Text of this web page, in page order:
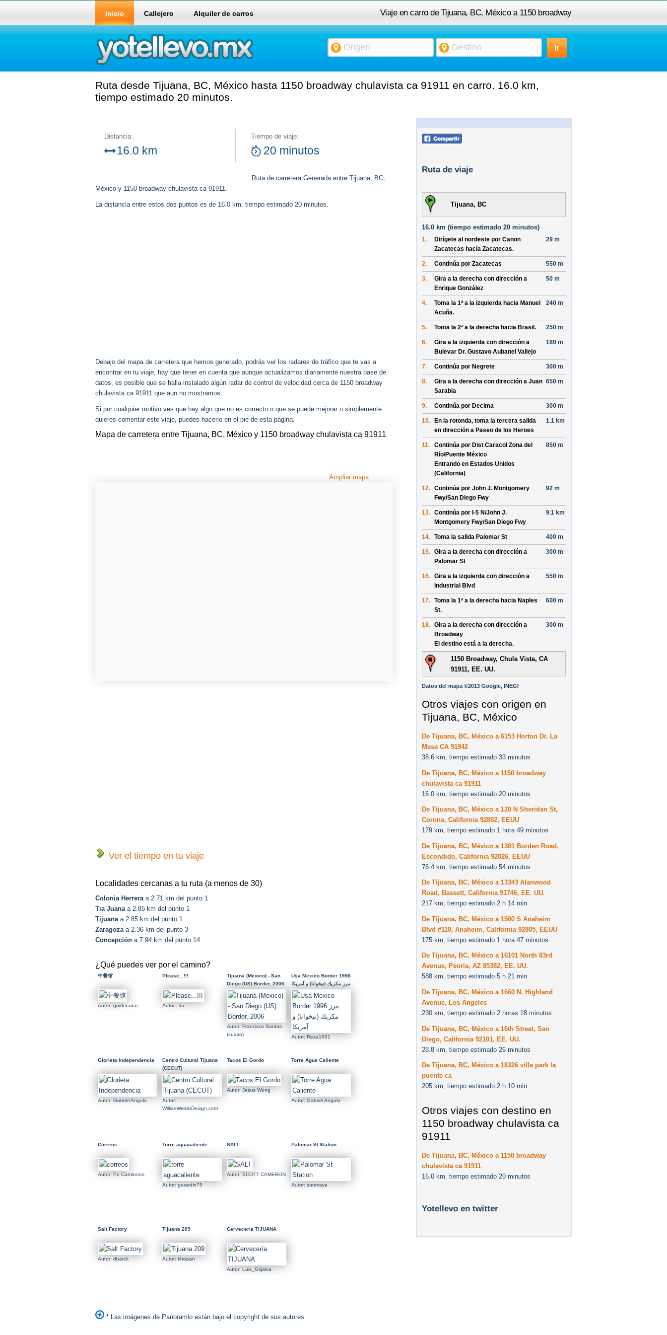
Viaje en carro de Tijuana, BC, México a 1150 broadway
chulavista ca 91911
Inicio Callejero Alquiler de carros
Ruta desde Tijuana, BC, México hasta 1150 broadway chulavista ca 91911 en carro. 16.0 km,
tiempo estimado 20 minutos.
Distancia:
16.0 km
Tiempo de viaje:
20 minutos
Ruta de carretera Generada entre Tijuana, BC,
México y 1150 broadway chulavista ca 91911.
La distancia entre estos dos puntos es de 16.0 km, tiempo estimado 20 minutos.
Debajo del mapa de carretera que hemos generado, podrás ver los radares de tráfico que te vas a
encontrar en tu viaje, hay que tener en cuenta que aunque actualizamos diariamente nuestra base de
datos, es posible que se halla instalado algún radar de control de velocidad cerca de 1150 broadway
chulavista ca 91911 que aun no mostramos.
Si por cualquier motivo ves que hay algo que no es correcto o que se puede mejorar o simplemente
quieres comentar este viaje, puedes hacerlo en el pie de esta página.
Mapa de carretera entre Tijuana, BC, México y 1150 broadway chulavista ca 91911
Ampliar mapa
Ver el tiempo en tu viaje
Localidades cercanas a tu ruta (a menos de 30)
Colonia Herreraa 2.71 km del punto 1
Tia Juanaa 2.85 km del punto 1
Tijuanaa 2.85 km del punto 1
Zaragozaa 2.36 km del punto 3
Concepción a 7.94 km del punto 14
¿Qué puedes ver por el camino?
中餐馆
Autor: guideradar
Please...!!!
Autor: -ila-
Tijuana (Mexico) - San
Diego (US) Border, 2006
Autor: Francisco Santos
(xuaxo)
Usa Mexico Border 1996
مرز مكزيك (تیخوانا) و آمريكا
Autor: Reza1001
Glorieta Independencia
Autor: Gabriel Angulo
Centro Cultural Tijuana
(CECUT)
Autor:
WilliamWebbDesign.com
Tacos El Gordo
Autor: Jesus Wong
Torre Agua Caliente
Autor: Gabriel Angulo
Correos
Autor: Po Camberos
Torre aguacaliente
Autor: gerardin75
SALT
Autor: SCOTT CAMERON
Palomar St Station
Autor: sunmaya
Salt Factory
Autor: dbarck
Tijuana 209
Autor: khopan
Cervecería TIJUANA
Autor: Luis_Grijalva
* Las imágenes de Panoramio están bajo el copyright de sus autores
Ruta de viaje
Tijuana, BC
16.0 km (tiempo estimado 20 minutos)
1. Dirígete al nordeste por Canon
Zacatecas hacia Zacatecas.
29 m
2. Continúa por Zacatecas 550 m
3.
Gira a la derecha con dirección a
Enrique González
50 m
4. Toma la 1ª a la izquierda hacia Manuel
Acuña.
240 m
5. Toma la 2ª a la derecha hacia Brasil . 250 m
6.
Gira a la izquierda con dirección a
Bulevar Dr. Gustavo Aubanel Vallejo
180 m
7. Continúa por Negrete 300 m
8. Gira a la derecha con dirección a Juan
Sarabia
650 m
9. Continúa por Decima 300 m
10. En la rotonda, toma la tercera salida
en dirección a Paseo de los Heroes
1.1 km
11. Continúa por Dist Caracol Zona del
Río/Puente México
Entrando en Estados Unidos
(California)
850 m
12. Continúa por John J. Montgomery
Fwy/San Diego Fwy
92 m
13. Continúa por I-5 N/John J.
Montgomery Fwy/San Diego Fwy
9.1 km
14. Toma la salida Palomar St 400 m
15. Gira a la derecha con dirección a
Palomar St
300 m
16. Gira a la izquierda con dirección a
Industrial Blvd
550 m
17. Toma la 1ª a la derecha hacia Naples
St.
600 m
18. Gira a la derecha con dirección a
Broadway
El destino está a la derecha.
300 m
1150 Broadway, Chula Vista, CA
91911, EE. UU.
Datos del mapa ©2013 Google, INEGI
Otros viajes con origen en
Tijuana, BC, México
De Tijuana, BC, México a 6153 Horton Dr. La
Mesa CA 91942
38.6 km, tiempo estimado 33 minutos
De Tijuana, BC, México a 1150 broadway
chulavista ca 91911
16.0 km, tiempo estimado 20 minutos
De Tijuana, BC, México a 120 N Sheridan St,
Corona, California 92882, EEUU
179 km, tiempo estimado 1 hora 49 minutos
De Tijuana, BC, México a 1301 Borden Road,
Escondido, California 92026, EEUU
76.4 km, tiempo estimado 54 minutos
De Tijuana, BC, México a 13343 Alanwood
Road, Bassett, California 91746, EE. UU.
217 km, tiempo estimado 2 h 14 min
De Tijuana, BC, México a 1500 S Anaheim
Blvd #110, Anaheim, California 92805, EEUU
175 km, tiempo estimado 1 hora 47 minutos
De Tijuana, BC, México a 16101 North 83rd
Avenue, Peoria, AZ 85382, EE. UU.
588 km, tiempo estimado 5 h 21 min
De Tijuana, BC, México a 1660 N. Highland
Avenue, Los Ángeles
230 km, tiempo estimado 2 horas 18 minutos
De Tijuana, BC, México a 16th Street, San
Diego, California 92101, EE. UU.
28.8 km, tiempo estimado 26 minutos
De Tijuana, BC, México a 18326 villa park la
puente ca
205 km, tiempo estimado 2 h 10 min
Otros viajes con destino en
1150 broadway chulavista ca
91911
De Tijuana, BC, México a 1150 broadway
chulavista ca 91911
16.0 km, tiempo estimado 20 minutos
Yotellevo en twitter